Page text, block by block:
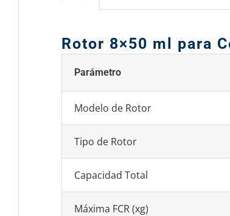
Rotor 8×50 ml para
Parámetro
Modelo de Rotor
Tipo de Rotor
Capacidad Total
Máxima FCR (xg)